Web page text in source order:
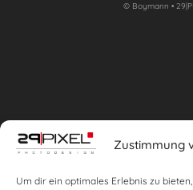
Zustimmung
Um dir ein optimales Erlebnis zu
© Boymann •